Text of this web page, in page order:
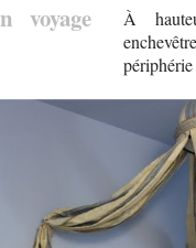
voyage
À